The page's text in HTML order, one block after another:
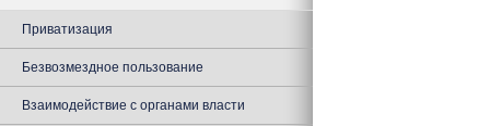
Приватизация
Безвозмездное пользование
Взаимодействие с органами власти